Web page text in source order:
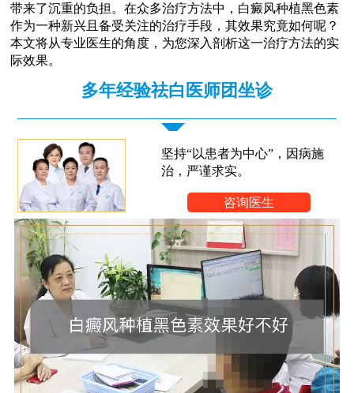
带来了沉重的负担。在众多治疗方法中，白癜风种植黑色素
作为一种新兴且备受关注的治疗手段，其效果究竟如何呢？
本文将从专业医生的角度，为您深入剖析这一治疗方法的实
际效果。
多年经验祛白医师团坐诊
坚持“以患者为中心”，因病施
治，严谨求实。
咨询医生